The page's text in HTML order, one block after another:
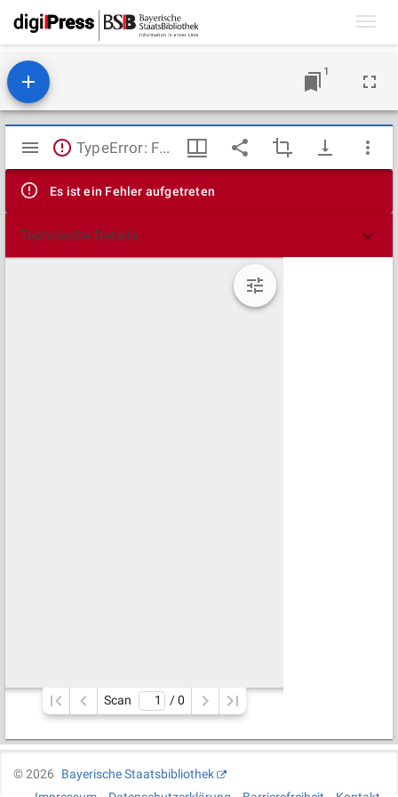
1
Mirador
Viewer
TypeError: Failed to fetch
Es ist ein Fehler aufgetreten
Technische Details
Scan / 0
©2026
Bayerische Staatsbibliothek